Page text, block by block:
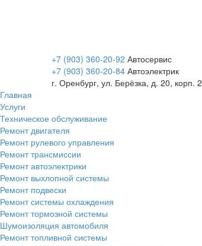
+7 (903) 360-20-92 Автосервис
+7 (903) 360-20-84 Автоэлектрик
г. Оренбург, ул. Берёзка, д. 20, корп. 2
Главная
Услуги
Техническое обслуживание
Ремонт двигателя
Ремонт рулевого управления
Ремонт трансмиссии
Ремонт автоэлектрики
Ремонт выхлопной системы
Ремонт подвески
Ремонт системы охлаждения
Ремонт тормозной системы
Шумоизоляция автомобиля
Ремонт топливной системы